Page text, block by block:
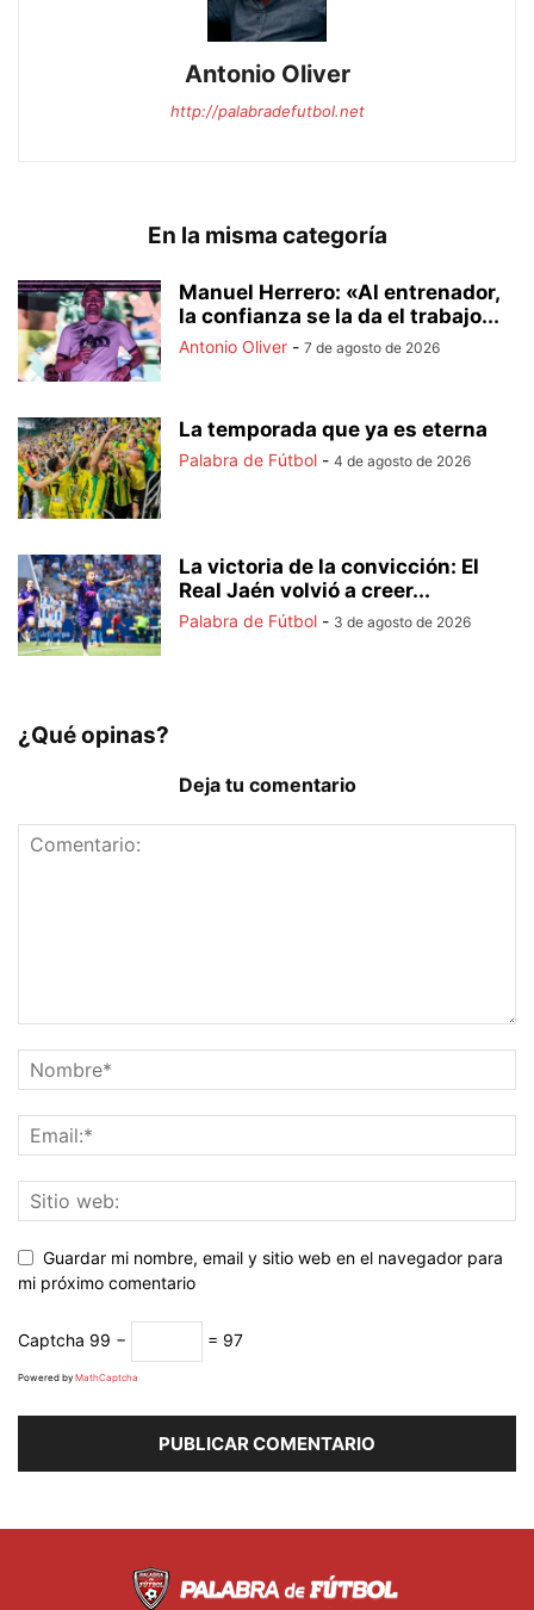
Antonio Oliver
http://palabradefutbol.net
En la misma categoría
Manuel Herrero: «Al entrenador,
la confianza se la da el trabajo...
Antonio Oliver - 7 de agosto de 2026
La temporada que ya es eterna
Palabra de Fútbol - 4 de agosto de 2026
La victoria de la convicción: El
Real Jaén volvió a creer...
Palabra de Fútbol - 3 de agosto de 2026
¿Qué opinas?
Deja tu comentario
Guardar mi nombre, email y sitio web en el navegador para
mi próximo comentario
Captcha 99 − = 97
Powered by MathCaptcha